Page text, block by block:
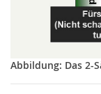
Abbildung: Das 2-